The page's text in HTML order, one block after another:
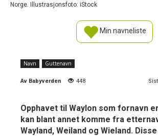
Norge. Illustrasjonsfoto: iStock
Min navneliste
Navn Guttenavn
Av Babyverden 448
Opphavet til Waylon som fornavn
kan blant annet komme fra
Wayland, Weiland og Wieland. Disse